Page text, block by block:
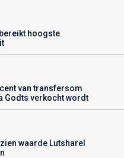
hoogste
van transfersom
Godts verkocht wordt
waarde Lutsharel